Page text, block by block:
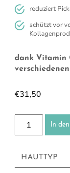
reduziert
schützt vor
dank Vitamin
€31,50
Vitamin C
In
HAUTTYP